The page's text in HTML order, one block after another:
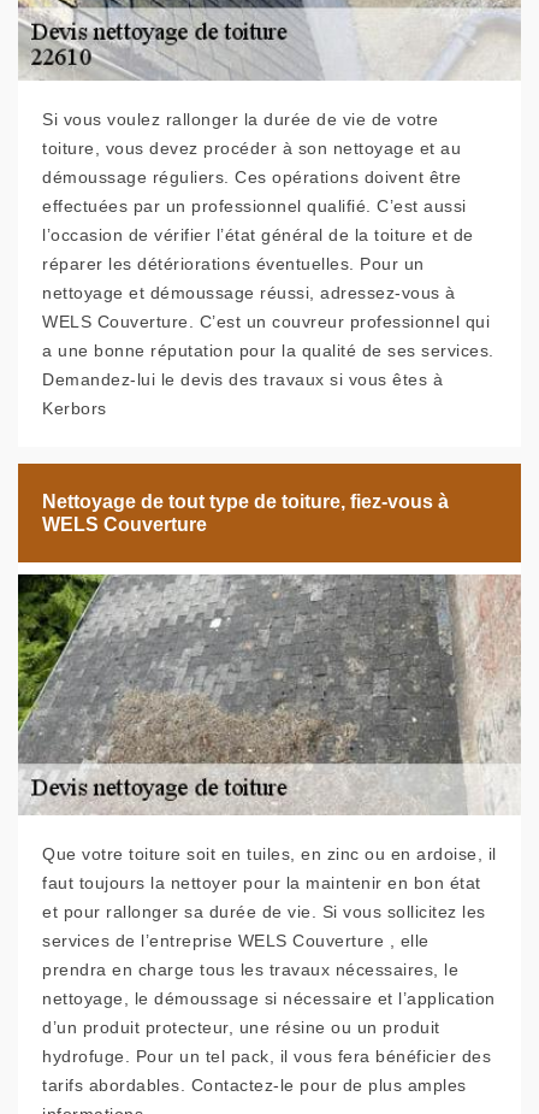
Si vous voulez rallonger la durée de vie de votre
toiture, vous devez procéder à son nettoyage et au
démoussage réguliers. Ces opérations doivent être
effectuées par un professionnel qualifié. C’est aussi
l’occasion de vérifier l’état général de la toiture et de
réparer les détériorations éventuelles. Pour un
nettoyage et démoussage réussi, adressez-vous à
WELS Couverture. C’est un couvreur professionnel qui
a une bonne réputation pour la qualité de ses services.
Demandez-lui le devis des travaux si vous êtes à
Kerbors
Nettoyage de tout type de toiture, fiez-vous à
WELS Couverture
Que votre toiture soit en tuiles, en zinc ou en ardoise, il
faut toujours la nettoyer pour la maintenir en bon état
et pour rallonger sa durée de vie. Si vous sollicitez les
services de l’entreprise WELS Couverture , elle
prendra en charge tous les travaux nécessaires, le
nettoyage, le démoussage si nécessaire et l’application
d’un produit protecteur, une résine ou un produit
hydrofuge. Pour un tel pack, il vous fera bénéficier des
tarifs abordables. Contactez-le pour de plus amples